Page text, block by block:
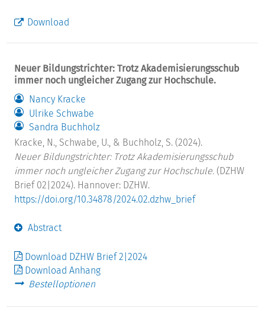
Download
Neuer Bildungstrichter: Trotz Akademisierungsschub
immer noch ungleicher Zugang zur Hochschule.
Nancy Kracke
Ulrike Schwabe
Sandra Buchholz
Kracke, N., Schwabe, U., & Buchholz, S. (2024).
Neuer Bildungstrichter: Trotz Akademisierungsschub
immer noch ungleicher Zugang zur Hochschule. (DZHW
Brief 02|2024). Hannover: DZHW.
https://doi.org/10.34878/2024.02.dzhw_brief
Abstract
Download DZHW Brief 2|2024
Download Anhang
Bestelloptionen